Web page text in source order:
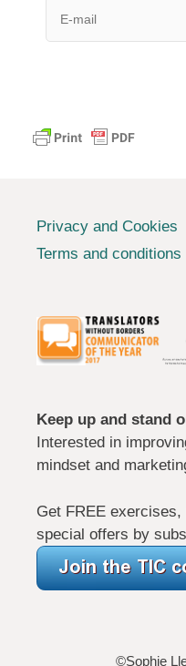
Privacy and Cookies
Terms and conditions
Keep up and stand
Interested in
mindset and
Get FREE
special offers by
©Sophie